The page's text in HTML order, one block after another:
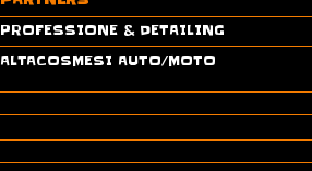
PROFESSIONE & DETAILING
ALTACOSMESI AUTO/MOTO